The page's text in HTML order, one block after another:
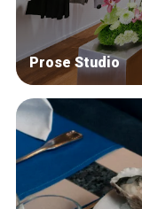
Prose Studio